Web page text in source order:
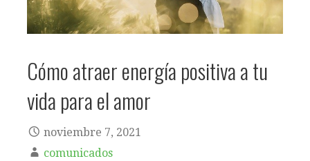
Cómo atraer energía positiva a tu
vida para el amor
noviembre 7, 2021
comunicados